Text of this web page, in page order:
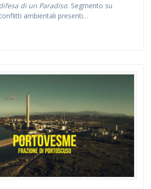
di un Paradiso. Segmento su
ambientali presenti…